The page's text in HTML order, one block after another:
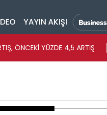
YAYIN AKIŞI
ÖNCEKİ YÜZDE 4,5 ARTIŞ